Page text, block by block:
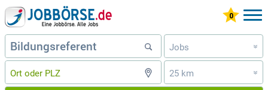
Jobs »
25 km »